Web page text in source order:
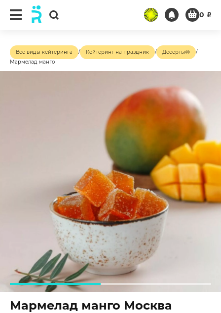
0 ₽
Все виды кейтеринга / Кейтеринг на праздник / Десерты🍥
/
Мармелад манго
Мармелад манго Москва